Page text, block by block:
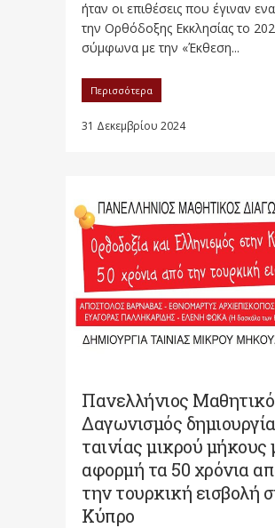
ήταν οι επιθέσεις που έγιναν
την Ορθόδοξης Εκκλησίας το
σύμφωνα με την «Έκθεση...
Περισσότερα
31 Δεκεμβρίου 2024
Πανελλήνιος
Δαγωνισμός
ταινίας μικρού μήκους
αφορμή τα 50 χρόνια
την τουρκική εισβολή
Κύπρο